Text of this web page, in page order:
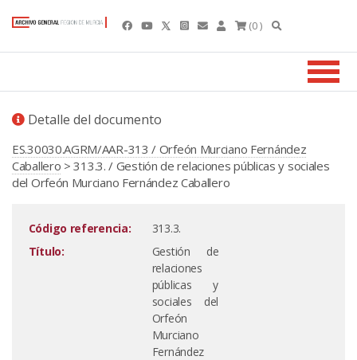
(0 )
Detalle del documento
ES.30030.AGRM/AAR-313 / Orfeón Murciano Fernández
Caballero > 313.3. / Gestión de relaciones públicas y sociales
del Orfeón Murciano Fernández Caballero
Código referencia:
313.3.
Título:
Gestión de
relaciones
públicas y
sociales del
Orfeón
Murciano
Fernández